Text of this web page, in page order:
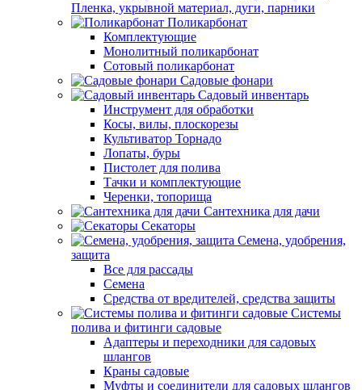
Пленка, укрывной материал, дуги, парники
Поликарбонат
Комплектующие
Монолитный поликарбонат
Сотовый поликарбонат
Садовые фонари
Садовый инвентарь
Инструмент для обработки
Косы, вилы, плоскорезы
Культиватор Торнадо
Лопаты, буры
Пистолет для полива
Тачки и комплектующие
Черенки, топорища
Сантехника для дачи
Секаторы
Семена, удобрения,
защита
Все для рассады
Семена
Средства от вредителей, средства защиты
Системы
полива и фитинги садовые
Адаптеры и переходники для садовых
шлангов
Краны садовые
Муфты и соединители для садовых шлангов